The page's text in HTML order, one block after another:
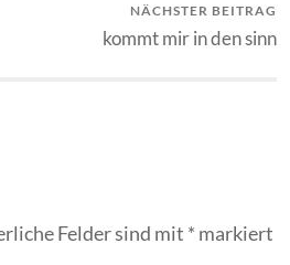
NÄCHSTER BEITRAG
kommt mir in den sinn
Felder sind mit * markiert